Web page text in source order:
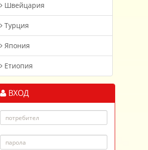
Швейцария
Турция
Япония
Етиопия
ВХОД